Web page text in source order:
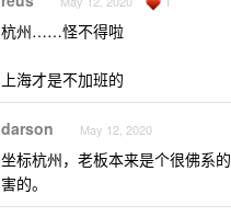
杭州……怪不得啦
上海才是不加班的
darson May 12, 2020
坐标杭州，老板本来是个很佛系
害的。